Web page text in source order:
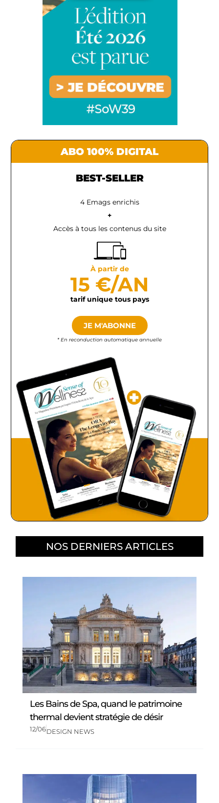
ABO 100% DIGITAL
BEST-SELLER
4 Emags enrichis
+
Accès à tous les contenus du site
À partir de
15 €/AN
tarif unique tous pays
JE M'ABONNE
* En reconduction automatique annuelle
NOS DERNIERS ARTICLES
Les Bains de Spa, quand le patrimoine
thermal devient stratégie de désir
12/06DESIGN NEWS